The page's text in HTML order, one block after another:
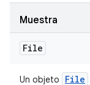
Muestra
File
Un objeto File